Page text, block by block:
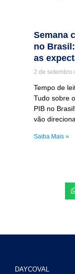
Semana
no
as
2 de setembro
Tempo de
Tudo sobre
PIB no
vão
Saiba Mais »
DAYCOVAL